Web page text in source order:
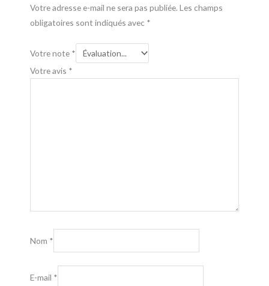
Votre adresse e-mail ne sera pas publiée. Les champs
obligatoires sont indiqués avec *
Votre note *
Votre avis *
Nom *
E-mail *